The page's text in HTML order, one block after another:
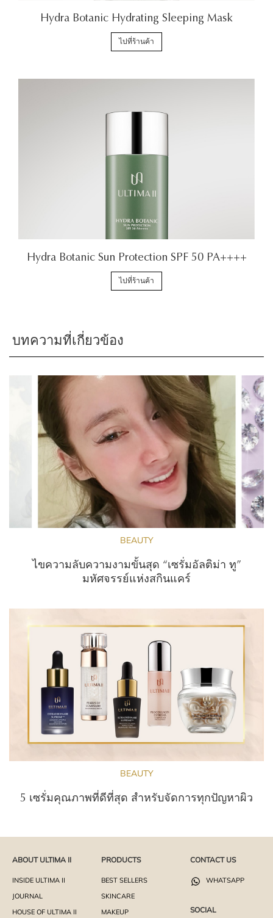
Hydra Botanic Hydrating Sleeping Mask
ไปที่ร้านค้า
Hydra Botanic Sun Protection SPF 50 PA++++
ไปที่ร้านค้า
บทความที่เกี่ยวข้อง
BEAUTY
ไขความลับความงามขั้นสุด “เซรั่มอัลติม่า ทู”
มหัศจรรย์แห่งสกินแคร์
BEAUTY
5 เซรั่มคุณภาพที่ดีที่สุด สำหรับจัดการทุกปัญหาผิว
ABOUT ULTIMA II
INSIDE ULTIMA II
JOURNAL
HOUSE OF ULTIMA II
PRODUCTS
BEST SELLERS
SKINCARE
MAKEUP
CONTACT US
WHATSAPP
SOCIAL